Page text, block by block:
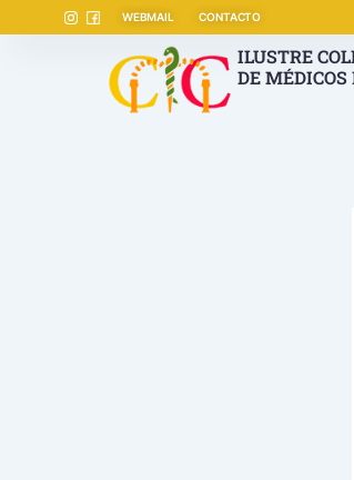
WEBMAIL CONTACTO
ILUSTRE
DE MÉDICOS